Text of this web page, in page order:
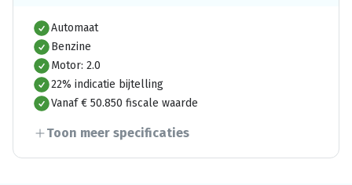
Automaat
Benzine
Motor: 2.0
22% indicatie bijtelling
Vanaf € 50.850 fiscale waarde
Toon meer specificaties